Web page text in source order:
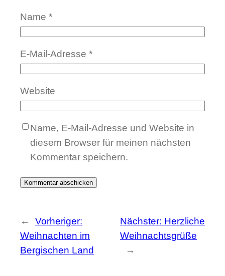
Name *
E-Mail-Adresse *
Website
Name, E-Mail-Adresse und Website in
diesem Browser für meinen nächsten
Kommentar speichern.
←
Vorheriger:
Weihnachten im
Bergischen Land
Nächster: Herzliche
Weihnachtsgrüße
→